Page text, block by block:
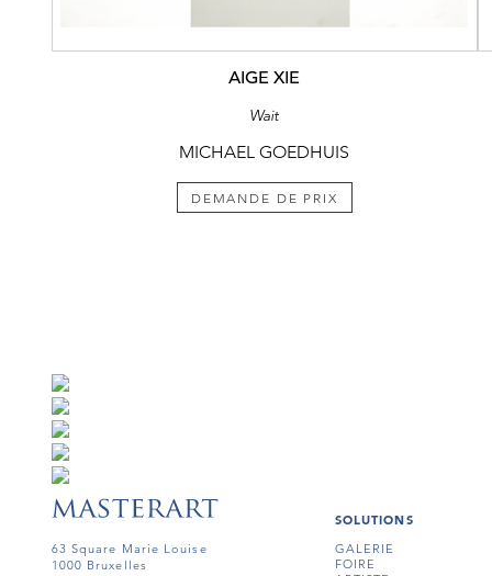
AIGE XIE
Wait
MICHAEL GOEDHUIS
DEMANDE DE PRIX
63 Square Marie Louise
1000 Bruxelles
SOLUTIONS
GALERIE
FOIRE